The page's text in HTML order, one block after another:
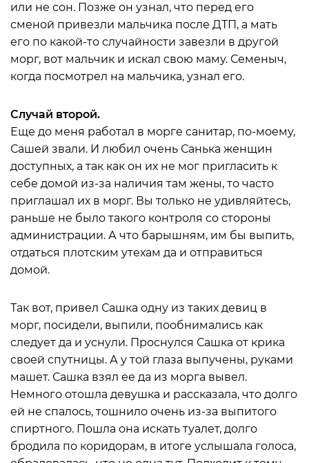
или не сон. Позже он узнал, что перед его
сменой привезли мальчика после ДТП, а мать
его по какой-то случайности завезли в другой
морг, вот мальчик и искал свою маму. Семеныч,
когда посмотрел на мальчика, узнал его.
Случай второй.
Еще до меня работал в морге санитар, по-моему,
Сашей звали. И любил очень Санька женщин
доступных, а так как он их не мог пригласить к
себе домой из-за наличия там жены, то часто
приглашал их в морг. Вы только не удивляйтесь,
раньше не было такого контроля со стороны
администрации. А что барышням, им бы выпить,
отдаться плотским утехам да и отправиться
домой.
Так вот, привел Сашка одну из таких девиц в
морг, посидели, выпили, пообнимались как
следует да и уснули. Проснулся Сашка от крика
своей спутницы. А у той глаза выпучены, руками
машет. Сашка взял ее да из морга вывел.
Немного отошла девушка и рассказала, что долго
ей не спалось, тошнило очень из-за выпитого
спиртного. Пошла она искать туалет, долго
бродила по коридорам, в итоге услышала голоса,